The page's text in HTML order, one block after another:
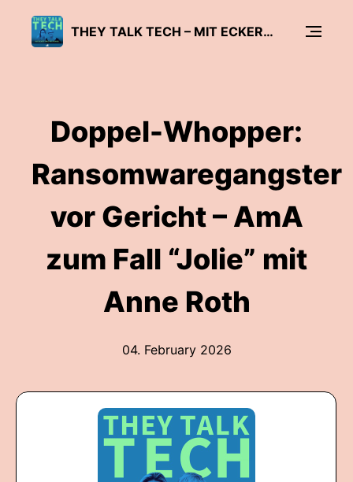
THEY TALK TECH – MIT ECKERT UND WOLFANGEL
Doppel-Whopper:
Ransomwaregangster
vor Gericht – AmA
zum Fall “Jolie” mit
Anne Roth
04. February 2026